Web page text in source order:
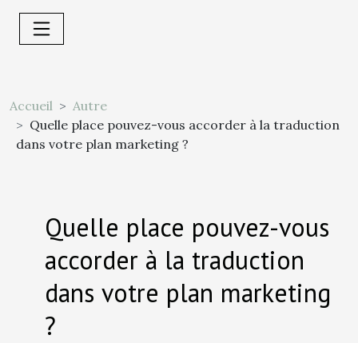
Accueil
Autre
Quelle place pouvez-vous accorder à la traduction
dans votre plan marketing ?
Quelle place pouvez-vous
accorder à la traduction
dans votre plan marketing
?